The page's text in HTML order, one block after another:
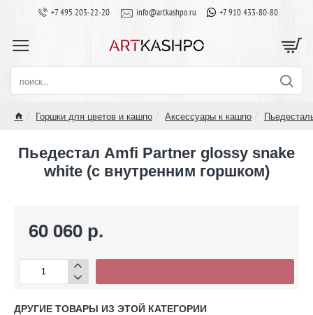
+7 495 203-22-20 info@artkashpo.ru +7 910 433-80-80
поиск...
Горшки для цветов и кашпо Аксессуары к кашпо
Пьедестал Amfi Partner glossy snake
white (с внутренним горшком)
60 060 р.
ДРУГИЕ ТОВАРЫ ИЗ ЭТОЙ КАТЕГОРИИ